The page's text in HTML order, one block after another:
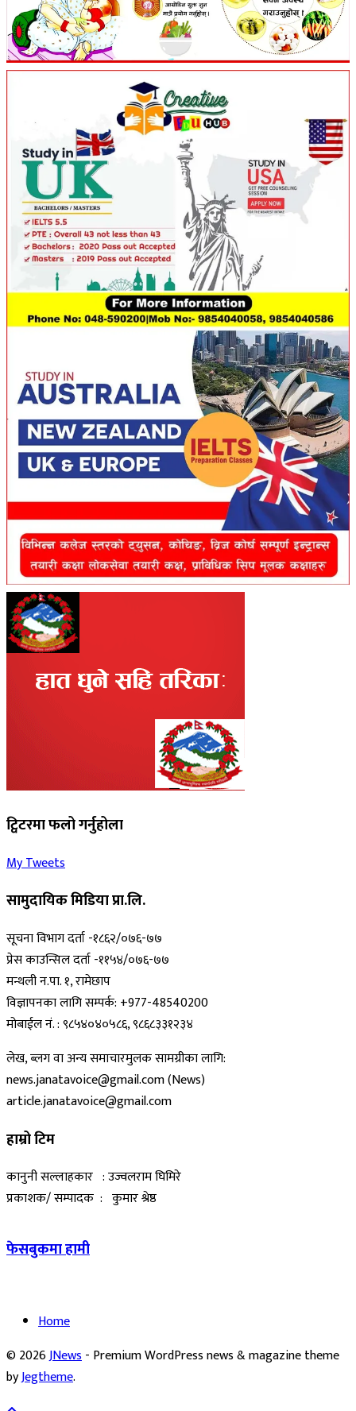
ट्विटरमा फलो गर्नुहोला
My Tweets
सामुदायिक मिडिया प्रा.लि.
सूचना विभाग दर्ता -१८६२/०७६-७७
प्रेस काउन्सिल दर्ता -११५४/०७६-७७
मन्थली न.पा. १, रामेछाप
विज्ञापनका लागि सम्पर्क: +977-48540200
मोबाईल नं. : ९८५४०४०५८६, ९८६८३३१२३४
लेख, ब्लग वा अन्य समाचारमुलक सामग्रीका लागि:
news.janatavoice@gmail.com (News)
article.janatavoice@gmail.com
हाम्रो टिम
कानुनी सल्लाहकार : उज्वलराम घिमिरे
प्रकाशक/ सम्पादक : कुमार श्रेष्ठ
फेसबुकमा हामी
Home
© 2026JNews- Premium WordPress news & magazine theme
byJegtheme.